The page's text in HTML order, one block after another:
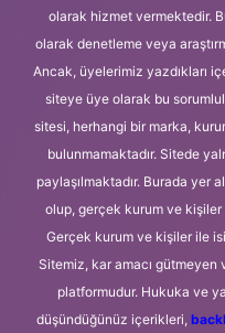
olarak hizmet vermektedir.
olarak denetleme veya
Ancak, üyelerimiz yazdıkları
siteye üye olarak bu
sitesi, herhangi bir marka,
bulunmamaktadır. Sitede
paylaşılmaktadır. Burada yer
olup, gerçek kurum ve kişiler
Gerçek kurum ve kişiler ile
Sitemiz, kar amacı gütmeyen
platformudur. Hukuka ve
düşündüğünüz içerikleri,